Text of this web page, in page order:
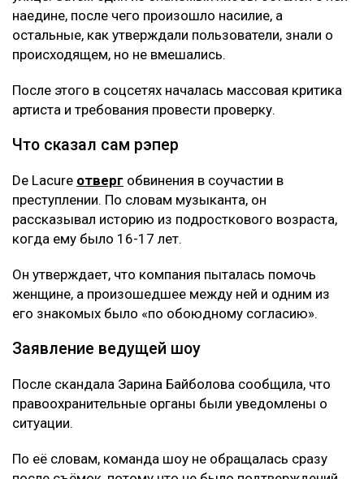
наедине, после чего произошло насилие, а
остальные, как утверждали пользователи, знали о
происходящем, но не вмешались.
После этого в соцсетях началась массовая критика
артиста и требования провести проверку.
Что сказал сам рэпер
De Lacure отверг обвинения в соучастии в
преступлении. По словам музыканта, он
рассказывал историю из подросткового возраста,
когда ему было 16-17 лет.
Он утверждает, что компания пыталась помочь
женщине, а произошедшее между ней и одним из
его знакомых было «по обоюдному согласию».
Заявление ведущей шоу
После скандала Зарина Байболова сообщила, что
правоохранительные органы были уведомлены о
ситуации.
По её словам, команда шоу не обращалась сразу